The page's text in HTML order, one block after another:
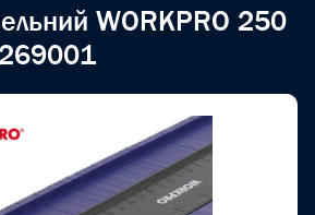
WORKPRO 250